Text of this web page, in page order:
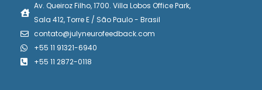
Av. Queiroz Filho, 1700. Villa Lobos Office Park,
Sala 412, Torre E / São Paulo - Brasil
contato@julyneurofeedback.com
+55 11 91321-6940
+55 11 2872-0118